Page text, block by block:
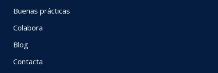
Buenas prácticas
Colabora
Blog
Contacta